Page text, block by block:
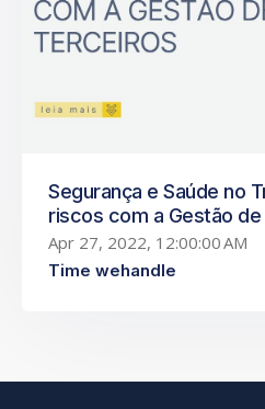
Segurança e Saúde no
riscos com a Gestão
Apr 27, 2022, 12:00:00 AM
Time wehandle